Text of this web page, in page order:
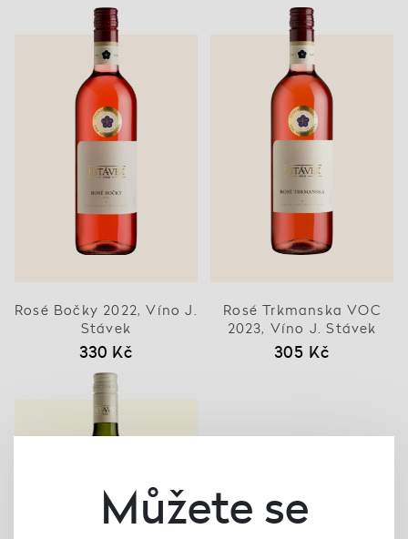
Rosé Bočky 2022, Víno J.
Stávek
330 Kč
Rosé Trkmanska VOC
2023, Víno J. Stávek
305 Kč
Můžete se